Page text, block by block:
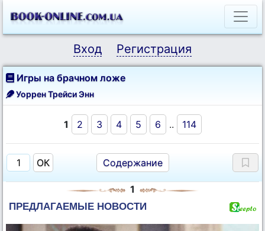
Вход Регистрация
Игры на брачном ложе
Уоррен Трейси Энн
1 2 3 4 5 6 .. 114
Содержание
1